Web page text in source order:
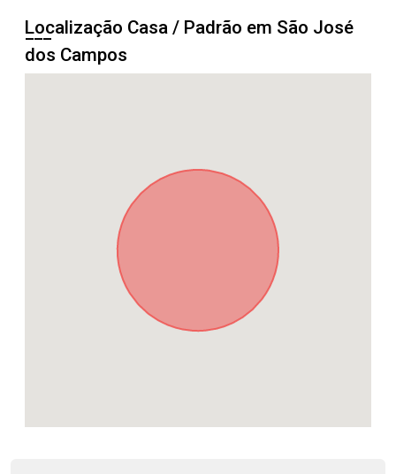
Localização Casa / Padrão em São José
dos Campos